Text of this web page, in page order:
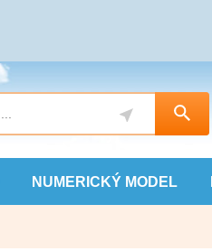
NUMERICKÝ MODEL